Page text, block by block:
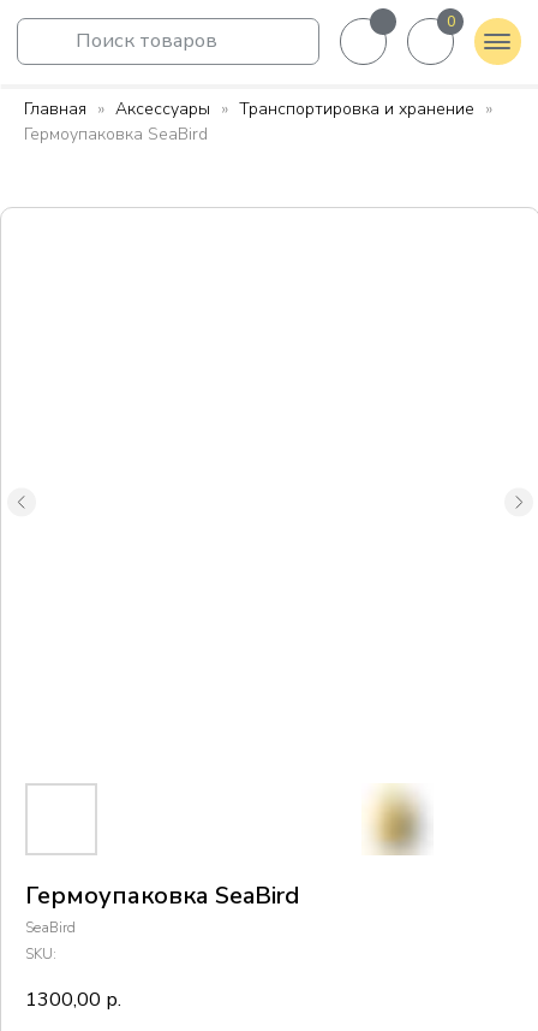
Главная Аксессуары
Транспортировка и хранение
Гермоупаковка SeaBird
Гермоупаковка SeaBird
SeaBird
SKU:
1300,00 р.